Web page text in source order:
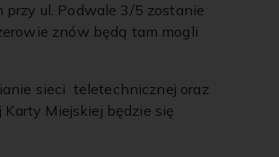
ul. Podwale 3/5 zostanie
znów będą tam mogli
sieci teletechnicznej oraz
Karty Miejskiej będzie się